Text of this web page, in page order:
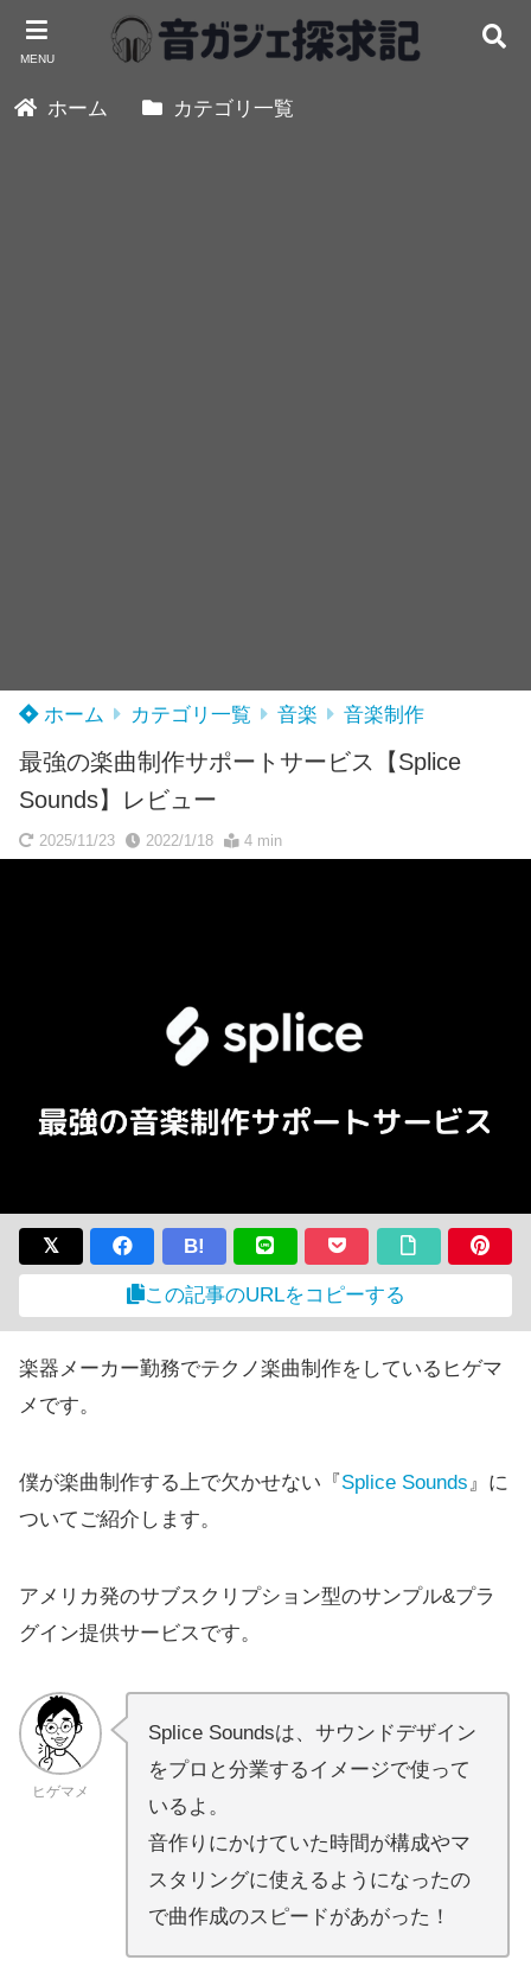
MENU
ホーム カテゴリ一覧
ホーム カテゴリ一覧 音楽 音楽制作
最強の楽曲制作サポートサービス【Splice
Sounds】レビュー
2025/11/23 2022/1/18 4 min
B!
この記事のURLをコピーする
楽器メーカー勤務でテクノ楽曲制作をしているヒゲマ
メです。
僕が楽曲制作する上で欠かせない『Splice Sounds 』に
ついてご紹介します。
アメリカ発のサブスクリプション型のサンプル&プラ
グイン提供サービスです。
ヒゲマメ
Splice Soundsは、サウンドデザイン
をプロと分業するイメージで使って
いるよ。
音作りにかけていた時間が構成やマ
スタリングに使えるようになったの
で曲作成のスピードがあがった！